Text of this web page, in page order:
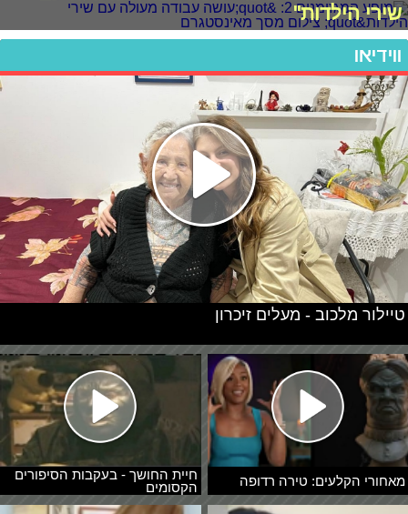
שירי הילדות"
ווידיאו
מאחורי הקלעים: טירה רדופה
חיית החושך - בעקבות הסיפורים
הקסומים
טיילור מלכוב - מעלים זיכרון